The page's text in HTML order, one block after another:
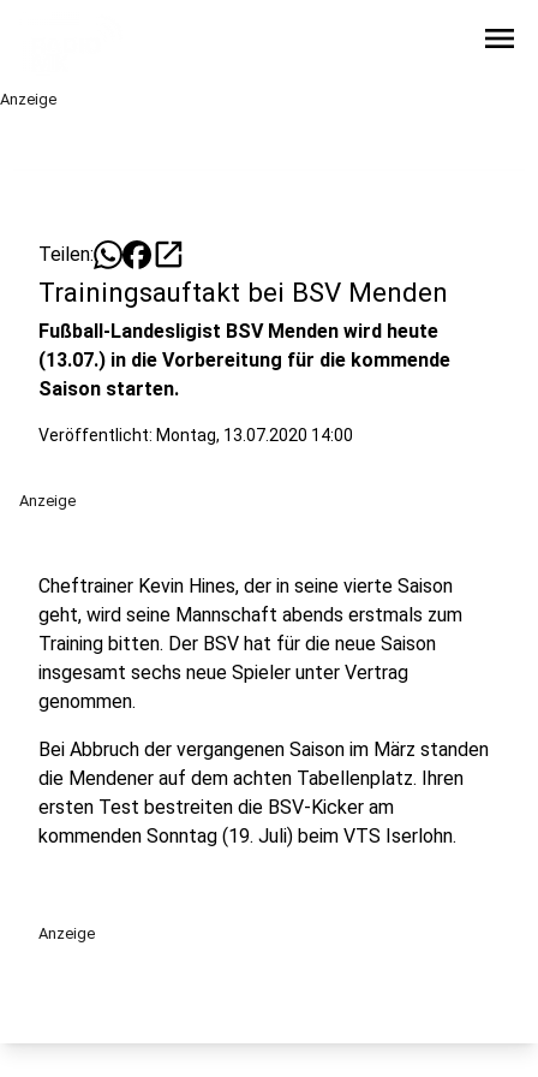
menu
Anzeige
Teilen: open_in_new
Trainingsauftakt bei BSV Menden
Fußball-Landesligist BSV Menden wird heute
(13.07.) in die Vorbereitung für die kommende
Saison starten.
Veröffentlicht: Montag, 13.07.2020 14:00
Anzeige
Cheftrainer Kevin Hines, der in seine vierte Saison
geht, wird seine Mannschaft abends erstmals zum
Training bitten. Der BSV hat für die neue Saison
insgesamt sechs neue Spieler unter Vertrag
genommen.
Bei Abbruch der vergangenen Saison im März standen
die Mendener auf dem achten Tabellenplatz. Ihren
ersten Test bestreiten die BSV-Kicker am
kommenden Sonntag (19. Juli) beim VTS Iserlohn.
Anzeige